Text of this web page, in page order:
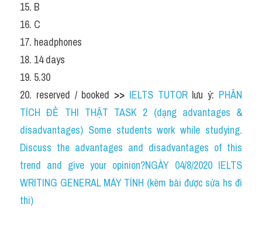
15. B
16. C
17. headphones
18. 14 days
19. 5.30
20. reserved / booked >> IELTS TUTOR lưu ý: PHÂN
TÍCH ĐỀ THI THẬT TASK 2 (dạng advantages &
disadvantages) Some students work while studying.
Discuss the advantages and disadvantages of this
trend and give your opinion?NGÀY 04/8/2020 IELTS
WRITING GENERAL MÁY TÍNH (kèm bài được sửa hs đi
thi)